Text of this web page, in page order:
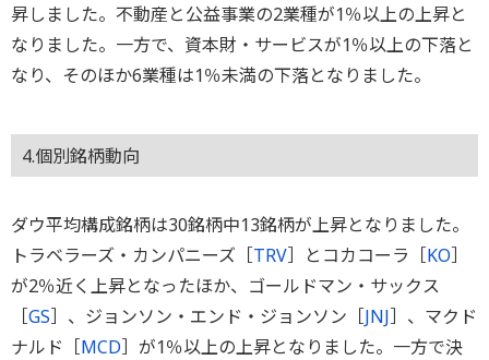
昇しました。不動産と公益事業の2業種が1％以上の上昇と
なりました。一方で、資本財・サービスが1％以上の下落と
なり、そのほか6業種は1％未満の下落となりました。
4.個別銘柄動向
ダウ平均構成銘柄は30銘柄中13銘柄が上昇となりました。
トラベラーズ・カンパニーズ［TRV］とコカコーラ［KO］
が2％近く上昇となったほか、ゴールドマン・サックス
［GS］、ジョンソン・エンド・ジョンソン［JNJ］、マクド
ナルド［MCD］が1％以上の上昇となりました。一方で決